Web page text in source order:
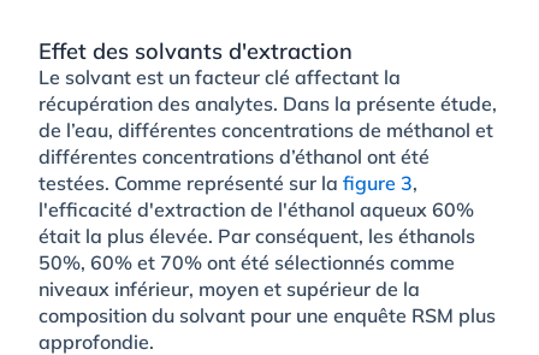
Effet des solvants d'extraction
Le solvant est un facteur clé affectant la
récupération des analytes. Dans la présente étude,
de l’eau, différentes concentrations de méthanol et
différentes concentrations d’éthanol ont été
testées. Comme représenté sur lafigure 3,
l'efficacité d'extraction de l'éthanol aqueux 60%
était la plus élevée. Par conséquent, les éthanols
50%, 60% et 70% ont été sélectionnés comme
niveaux inférieur, moyen et supérieur de la
composition du solvant pour une enquête RSM plus
approfondie.